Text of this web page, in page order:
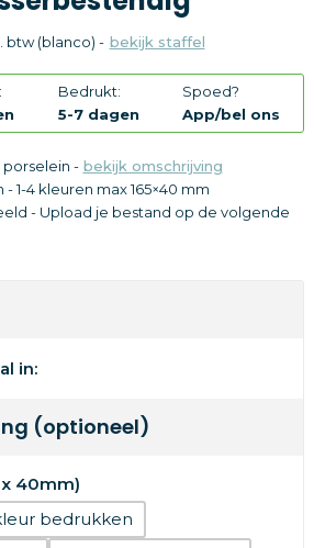
btw (blanco) - bekijk staffel
Bedrukt:
5-7 dagen
Spoed?
App/bel ons
porselein -bekijk omschrijving
-1-4 kleuren max 165×40 mm
- Upload je bestand op de volgende
in:
(optioneel)
40mm)